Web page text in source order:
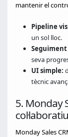
mantenir el
Pipeline
un sol lloc.
Seguiment
seva
UI simple:
tècnic
5. Monday
Monday Sales